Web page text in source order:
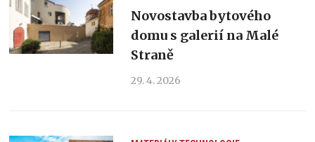
Novostavba bytového
domu s galerií na Malé
Straně
29. 4. 2026